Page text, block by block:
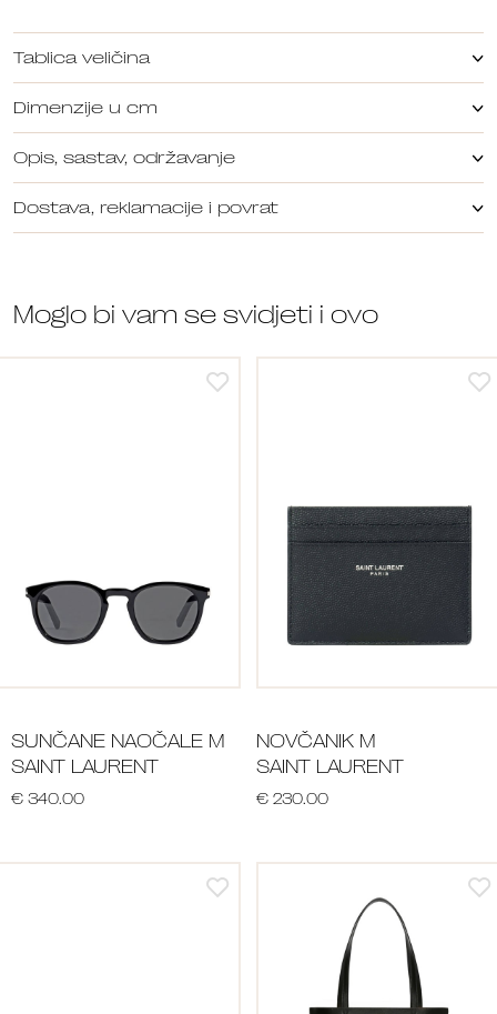
Tablica veličina
Dimenzije u cm
Opis, sastav, održavanje
Dostava, reklamacije i povrat
Moglo bi vam se svidjeti i ovo
SUNČANE NAOČALE M
SAINT LAURENT
€ 340.00
NOVČANIK M
SAINT LAURENT
€ 230.00